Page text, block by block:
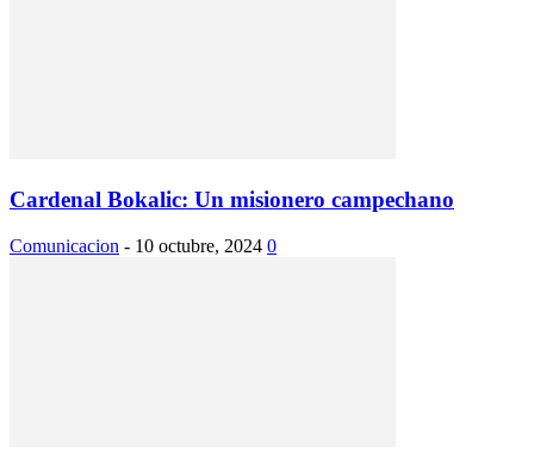
Cardenal Bokalic: Un misionero campechano
Comunicacion - 10 octubre, 2024 0